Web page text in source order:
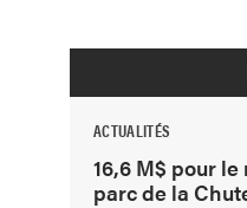
ACTUALITÉS
16,6 M$ pour
parc de la